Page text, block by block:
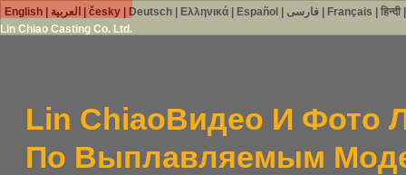
Lin Chiao Casting Co. Ltd.
Lin ChiaoВидео И Фото
По Выплавляемым
English| العربية česky| Deutsch| Ελληνικά| Español فارسی| Français हिन्दी